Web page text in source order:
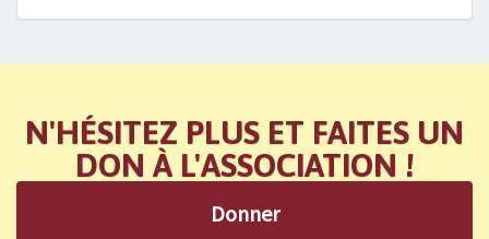
N'HÉSITEZ PLUS ET FAITES UN
DON À L'ASSOCIATION !
Donner